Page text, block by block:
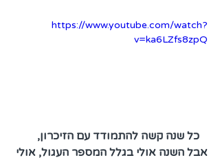
https://www.youtube.com/watch?
v=ka6LZfs8zpQ
   כל שנה קשה להתמודד עם הזיכרון,
אבל השנה אולי בגלל המספר העגול, אולי